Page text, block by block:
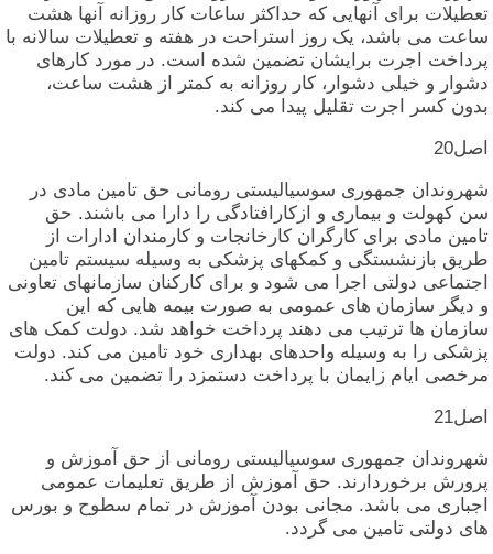
تعطیلات‏ برای‏ آنهایی‏ که‏ حداکثر ساعات‏ کار روزانه‏ آنها هشت‏
ساعت‏ می‏ باشد، یک‏ روز استراحت‏ در هفته‏ و تعطیلات‏ سالانه‏ با
پرداخت‏ اجرت‏ برایشان‏ تضمین‏ شده‏ است‏. در مورد کارهای‏
دشوار و خیلی‏ دشوار، کار روزانه‏ به‏ کمتر از هشت‏ ساعت‏،
بدون‏ کسر اجرت‏ تقلیل‏ پیدا می‏ کند.
اصل‏20
شهروندان‏ جمهوری‏ سوسیالیستی‏ رومانی‏ حق‏ تامین‏ مادی‏ در
سن‏ کهولت‏ و بیماری‏ و ازکارافتادگی‏ را دارا می‏ باشند. حق‏
تامین‏ مادی‏ برای‏ کارگران‏ کارخانجات‏ و کارمندان‏ ادارات‏ از
طریق‏ بازنشستگی‏ و کمکهای‏ پزشکی‏ به‏ وسیله‏ سیستم‏ تامین‏
اجتماعی‏ دولتی‏ اجرا می‏ شود و برای‏ کارکنان‏ سازمانهای‏ تعاونی‏
و دیگر سازمان‏ های‏ عمومی‏ به‏ صورت‏ بیمه‏ هایی‏ که‏ این‏
سازمان‏ ها ترتیب‏ می‏ دهند پرداخت‏ خواهد شد. دولت‏ کمک‏ های‏
پزشکی‏ را به‏ وسیله‏ واحدهای‏ بهداری‏ خود تامین‏ می‏ کند. دولت‏
مرخصی‏ ایام‏ زایمان‏ با پرداخت‏ دستمزد را تضمین‏ می‏ کند.
اصل‏21
شهروندان‏ جمهوری‏ سوسیالیستی‏ رومانی‏ از حق‏ آموزش‏ و
پرورش‏ برخوردارند. حق‏ آموزش‏ از طریق‏ تعلیمات‏ عمومی‏
اجباری‏ می‏ باشد. مجانی‏ بودن‏ آموزش‏ در تمام‏ سطوح‏ و بورس‏
های‏ دولتی‏ تامین‏ می‏ گردد.